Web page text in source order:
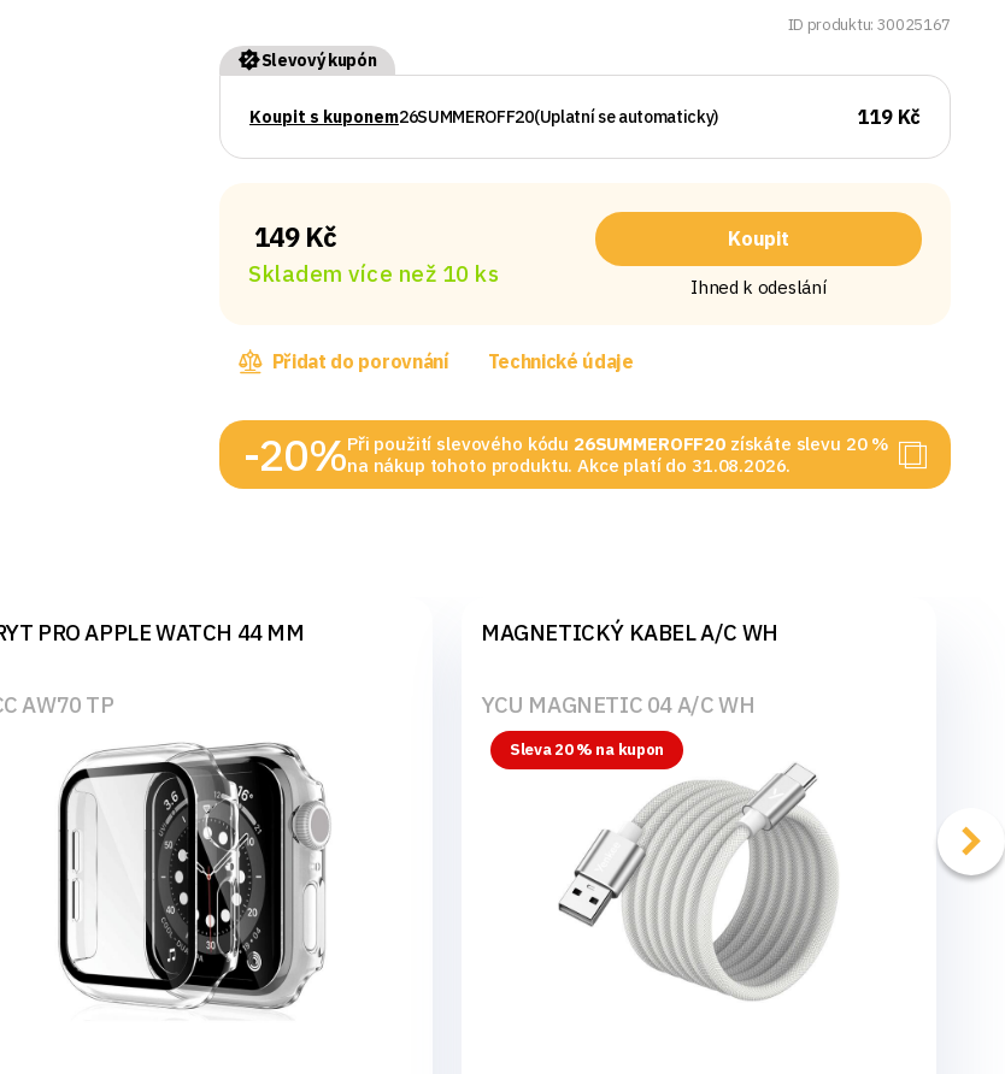
ID produktu: 30025167
Slevový kupón
Koupit s kuponem26SUMMEROFF20(Uplatní se automaticky) 119 Kč
149 Kč
Skladem více než 10 ks
Koupit
Ihned k odeslání
Přidat do porovnání Technické údaje
-20%Při použití slevového kódu 26SUMMEROFF20 získáte slevu 20 %
na nákup tohoto produktu. Akce platí do 31.08.2026.
PRO APPLE WATCH 44 MM
AW70 TP
MAGNETICKÝ KABEL A/C WH
YCU MAGNETIC 04 A/C WH
Sleva 20 % na kupon